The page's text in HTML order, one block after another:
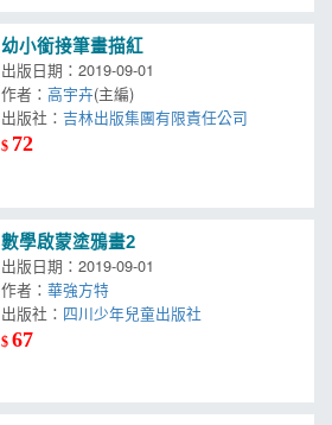
幼小銜接筆畫描紅
出版日期：2019-09-01
作者：高宇卉(主編)
出版社：吉林出版集團有限責任公司
$ 72
數學啟蒙塗鴉畫2
出版日期：2019-09-01
作者：華強方特
出版社： 四川少年兒童出版社
$67